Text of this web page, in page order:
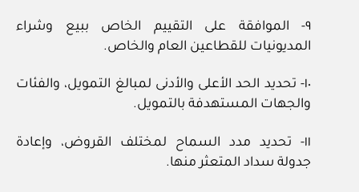
٩- الموافقة على التقييم الخاص ببيع وشراء
المديونيات للقطاعين العام والخاص.
١٠- تحديد الحد الأعلى والأدنى لمبالغ التمويل، والفئات
والجهات المستهدفة بالتمويل.
١١- تحديد مدد السماح لمختلف القروض، وإعادة
جدولة سداد المتعثر منها.